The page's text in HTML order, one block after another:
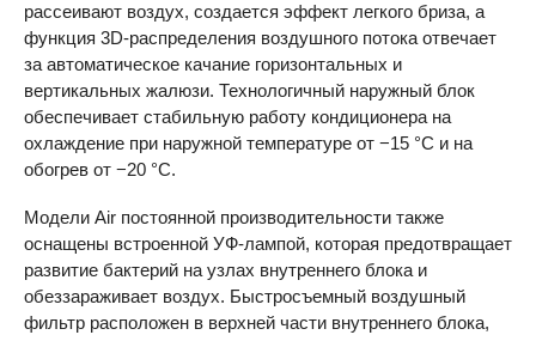
рассеивают воздух, создается эффект легкого бриза, а
функция 3D-распределения воздушного потока отвечает
за автоматическое качание горизонтальных и
вертикальных жалюзи. Технологичный наружный блок
обеспечивает стабильную работу кондиционера на
охлаждение при наружной температуре от −15 °С и на
обогрев от −20 °С.
Модели Air постоянной производительности также
оснащены встроенной УФ-лампой, которая предотвращает
развитие бактерий на узлах внутреннего блока и
обеззараживает воздух. Быстросъемный воздушный
фильтр расположен в верхней части внутреннего блока,